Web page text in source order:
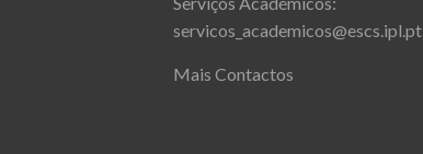
servicos_academicos@escs.ipl.pt
Mais Contactos